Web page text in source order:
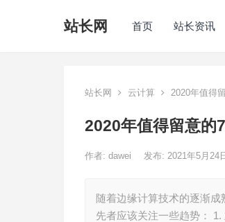
站长网 首页 站长资讯
站长网 云计算 2020年值得
2020年值得留意的
作者: dawei 发布: 2021年5月24
随着边缘计算技术的逐渐
先者应该关注一些趋势：